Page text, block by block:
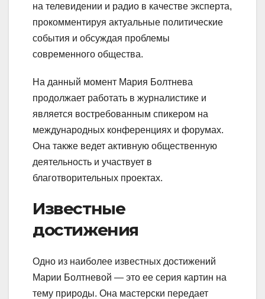
на телевидении и радио в качестве эксперта,
прокомментируя актуальные политические
события и обсуждая проблемы
современного общества.
На данный момент Мария Болтнева
продолжает работать в журналистике и
является востребованным спикером на
международных конференциях и форумах.
Она также ведет активную общественную
деятельность и участвует в
благотворительных проектах.
Известные
достижения
Одно из наиболее известных достижений
Марии Болтневой — это ее серия картин на
тему природы. Она мастерски передает